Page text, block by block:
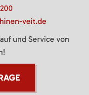
veit.de
und Service von